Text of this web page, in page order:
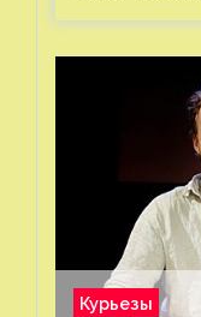
Курьезы